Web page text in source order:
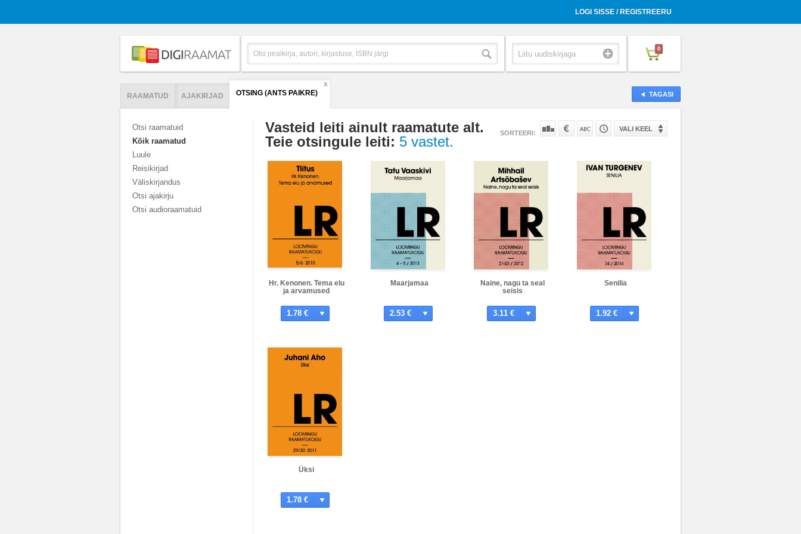
LOGI SISSE / REGISTREERU
0
TAGASI
RAAMATUD AJAKIRJAD OTSING (ANTS PAIKRE)
X
Otsi raamatuid
Kõik raamatud
Luule
Reisikirjad
Väliskirjandus
Otsi ajakirju
Otsi audioraamatuid
Vasteid leiti ainult raamatute alt.
Teie otsingule leiti: 5 vastet.
SORTEERI:
VALI KEEL
Hr. Kenonen. Tema elu
ja arvamused
1.78 €
Maarjamaa
2.53 €
Naine, nagu ta seal
seisis
3.11 €
Senilia
1.92 €
Üksi
1.78 €